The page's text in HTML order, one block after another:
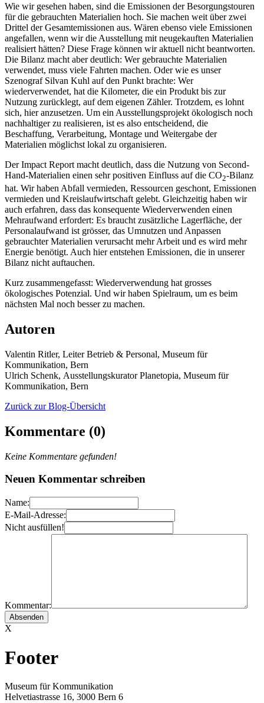
Wie wir gesehen haben, sind die Emissionen der Besorgungstouren
für die gebrauchten Materialien hoch. Sie machen weit über zwei
Drittel der Gesamtemissionen aus. Wären ebenso viele Emissionen
angefallen, wenn wir die Ausstellung mit neugekauften Materialien
realisiert hätten? Diese Frage können wir aktuell nicht beantworten.
Die Bilanz macht aber deutlich: Wer gebrauchte Materialien
verwendet, muss viele Fahrten machen. Oder wie es unser
Szenograf Silvan Kuhl auf den Punkt brachte: Wer
wiederverwendet, hat die Kilometer, die ein Produkt bis zur
Nutzung zurücklegt, auf dem eigenen Zähler. Trotzdem, es lohnt
sich, hier anzusetzen. Um ein Ausstellungsprojekt ökologisch noch
nachhaltiger zu realisieren, ist es also entscheidend, die
Beschaffung, Verarbeitung, Montage und Weitergabe der
Materialien möglichst lokal zu organisieren.
Der Impact Report macht deutlich, dass die Nutzung von Second-
Hand-Materialien einen sehr positiven Einfluss auf die CO2-Bilanz
hat. Wir haben Abfall vermieden, Ressourcen geschont, Emissionen
vermieden und Kreislaufwirtschaft gelebt. Gleichzeitig haben wir
auch erfahren, dass das konsequente Wiederverwenden einen
Mehraufwand erfordert: Es braucht zusätzliche Lagerfläche, der
Personalaufwand ist grösser, das Umnutzen und Anpassen
gebrauchter Materialien verursacht mehr Arbeit und es wird mehr
Energie benötigt. Auch hier entstehen Emissionen, die in unserer
Bilanz nicht auftauchen.
Kurz zusammengefasst: Wiederverwendung hat grosses
ökologisches Potenzial. Und wir haben Spielraum, um es beim
nächsten Mal noch besser zu machen.
Autoren
Valentin Ritler, Leiter Betrieb & Personal, Museum für
Kommunikation, Bern
Ulrich Schenk, Ausstellungskurator Planetopia, Museum für
Kommunikation, Bern
Zurück zur Blog-Übersicht
Kommentare (0)
Keine Kommentare gefunden!
Neuen Kommentar schreiben
Name:
E-Mail-Adresse:
Nicht ausfüllen!
Kommentar:
X
Footer
Museum für Kommunikation
Helvetiastrasse 16, 3000 Bern 6